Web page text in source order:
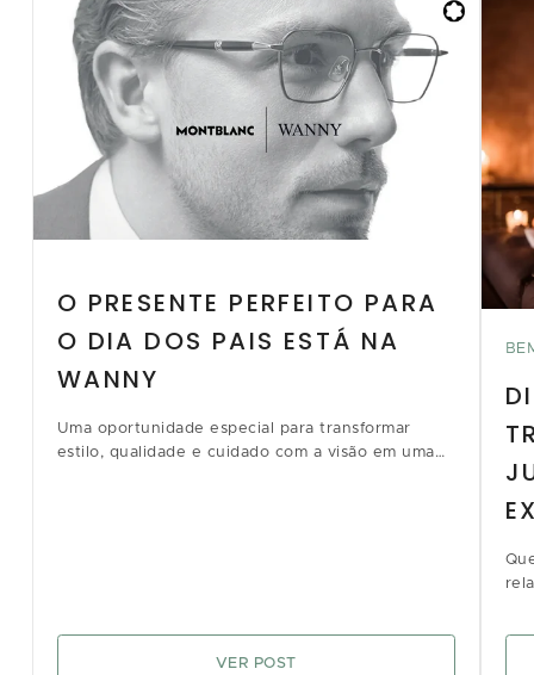
O PRESENTE PERFEITO PARA
O DIA DOS PAIS ESTÁ NA
WANNY
Uma oportunidade especial para transformar
estilo, qualidade e cuidado com a visão em uma
VER POST